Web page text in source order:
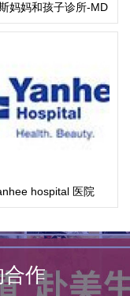
妈妈和孩子诊所-MD
集团
hospital 医院
作